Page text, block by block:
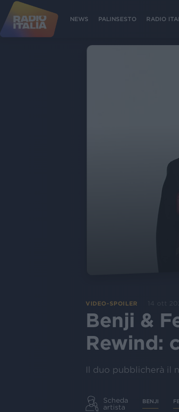
NEWS PALINSESTO RADIO
VIDEO-SPOILER 14 ott
Benji &
Rewind:
Il duo pubblicherà il
Scheda
artista
BENJI